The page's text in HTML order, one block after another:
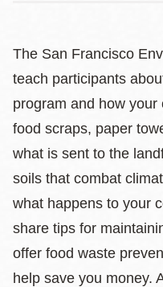
The San Francisco
teach participants
program and how
food scraps, paper
what is sent to the
soils that combat
what happens to your
share tips for
offer food waste
help save you money.